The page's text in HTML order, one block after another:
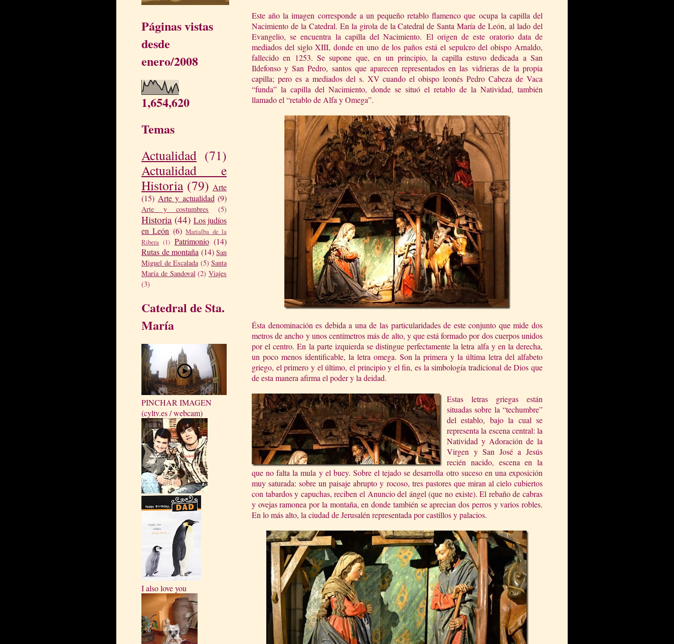
Páginas vistas
desde
enero/2008
1,654,620
Temas
Actualidad (71)
Actualidad e
Historia (79) Arte
(15) Arte y actualidad (9)
Arte y costumbres (5)
Historia (44) Los judíos
en León (6) Marialba de la
Ribera (1) Patrimonio (14)
Rutas de montaña (14) San
Miguel de Escalada (5) Santa
María de Sandoval (2) Viajes
(3)
Catedral de Sta.
María
PINCHAR IMAGEN
(cyltv.es / webcam)
I also love you
Este año la imagen corresponde a un pequeño retablo flamenco que ocupa la capilla del
Nacimiento de la Catedral. En la girola de la Catedral de Santa María de León, al lado del
Evangelio, se encuentra la capilla del Nacimiento. El origen de este oratorio data de
mediados del siglo XIII, donde en uno de los paños está el sepulcro del obispo Arnaldo,
fallecido en 1253. Se supone que, en un principio, la capilla estuvo dedicada a San
Ildefonso y San Pedro, santos que aparecen representados en las vidrieras de la propia
capilla; pero es a mediados del s. XV cuando el obispo leonés Pedro Cabeza de Vaca
“funda” la capilla del Nacimiento, donde se situó el retablo de la Natividad, también
llamado el “retablo de Alfa y Omega”.
Ésta denominación es debida a una de las particularidades de este conjunto que mide dos
metros de ancho y unos centímetros más de alto, y que está formado por dos cuerpos unidos
por el centro. En la parte izquierda se distingue perfectamente la letra alfa y en la derecha,
un poco menos identificable, la letra omega. Son la primera y la última letra del alfabeto
griego, el primero y el último, el principio y el fin, es la simbología tradicional de Dios que
de esta manera afirma el poder y la deidad.
Estas letras griegas están
situadas sobre la “techumbre”
del establo, bajo la cual se
representa la escena central: la
Natividad y Adoración de la
Virgen y San José a Jesús
recién nacido, escena en la
que no falta la mula y el buey. Sobre el tejado se desarrolla otro suceso en una exposición
muy saturada: sobre un paisaje abrupto y rocoso, tres pastores que miran al cielo cubiertos
con tabardos y capuchas, reciben el Anuncio del ángel (que no existe). El rebaño de cabras
y ovejas ramonea por la montaña, en donde también se aprecian dos perros y varios robles.
En lo más alto, la ciudad de Jerusalén representada por castillos y palacios.